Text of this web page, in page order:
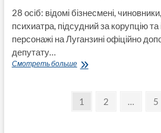
28 осіб: відомі бізнесмені,
психиатра, підсудний за корупцію та
персонажі на Луганзині офіційно
депутату…
Смотреть больше28
«Псих»
ПагинацияСтраница
1 Страница
2 … 5